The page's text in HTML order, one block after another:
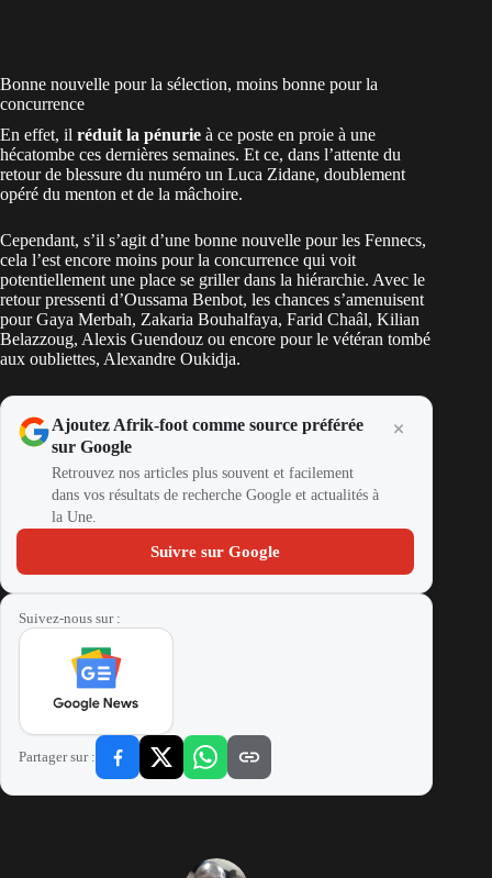
Bonne nouvelle pour la sélection, moins bonne pour la
concurrence
En effet, il réduit la pénurie à ce poste en proie à une
hécatombe ces dernières semaines. Et ce, dans l’attente du
retour de blessure du numéro un Luca Zidane, doublement
opéré du menton et de la mâchoire.
Cependant, s’il s’agit d’une bonne nouvelle pour les Fennecs,
cela l’est encore moins pour la concurrence qui voit
potentiellement une place se griller dans la hiérarchie. Avec le
retour pressenti d’Oussama Benbot, les chances s’amenuisent
pour Gaya Merbah, Zakaria Bouhalfaya, Farid Chaâl, Kilian
Belazzoug, Alexis Guendouz ou encore pour le vétéran tombé
aux oubliettes, Alexandre Oukidja.
Ajoutez Afrik-foot comme source préférée
sur Google
Retrouvez nos articles plus souvent et facilement
dans vos résultats de recherche Google et actualités à
la Une.
Suivre sur Google
Suivez-nous sur :
Partager sur :